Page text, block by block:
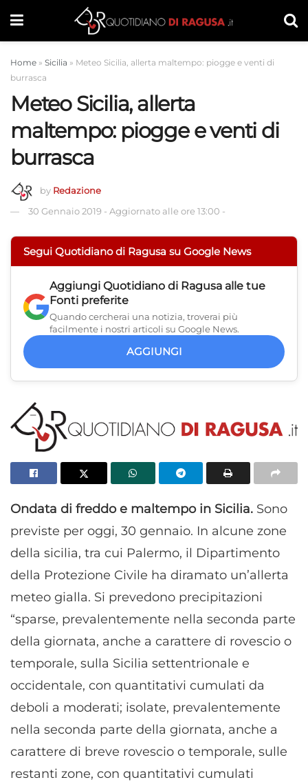
Home » Sicilia » Meteo Sicilia, allerta maltempo: piogge e venti di
burrasca
Meteo Sicilia, allerta
maltempo: piogge e venti di
burrasca
by Redazione
30 Gennaio 2019 - Aggiornato alle ore 13:00 -
Segui Quotidiano di Ragusa su Google News
Aggiungi Quotidiano di Ragusa alle tue
Fonti preferite
Quando cercherai una notizia, troverai più
facilmente i nostri articoli su Google News.
AGGIUNGI
Ondata di freddo e maltempo in Sicilia. Sono
previste per oggi, 30 gennaio. In alcune zone
della sicilia, tra cui Palermo, il Dipartimento
della Protezione Civile ha diramato un’allerta
meteo gialla. Si prevedono precipitazioni
“sparse, prevalentemente nella seconda parte
della giornata, anche a carattere di rovescio o
temporale, sulla Sicilia settentrionale e
occidentale, con quantitativi cumulati da
deboli a moderati; isolate, prevalentemente
nella seconda parte della giornata, anche a
carattere di breve rovescio o temporale, sulle
restanti zone, con quantitativi cumulati